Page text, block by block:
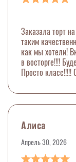
Заказала торт
таким
как мы хотели!
в восторге!!!!
Просто класс!!!!!
Алиса
Апрель 30, 2026